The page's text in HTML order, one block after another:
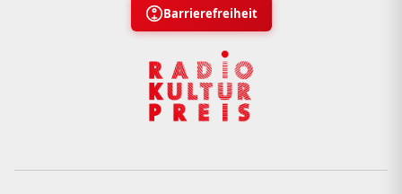
Barrierefreiheit